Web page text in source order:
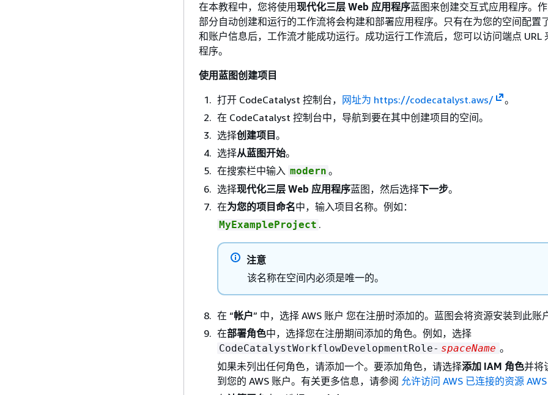
在本教程中，您将使用现代化三层 Web 应用程序蓝图来创建交互式应用程序。
部分自动创建和运行的工作流将会构建和部署应用程序。只有在为您的空间配置
和账户信息后，工作流才能成功运行。成功运行工作流后，您可以访问端点 URL
程序。
使用蓝图创建项目
打开 CodeCatalyst 控制台， 网址为 https://codecatalyst.aws/
。
在 CodeCatalyst 控制台中，导航到要在其中创建项目的空间。
选择创建项目。
选择从蓝图开始。
在搜索栏中输入 modern 。
选择现代化三层 Web 应用程序蓝图，然后选择下一步。
在为您的项目命名中，输入项目名称。例如：
MyExampleProject .
注意
该名称在空间内必须是唯一的。
在 “帐户” 中，选择 AWS 账户 您在注册时添加的。蓝图会将资源安装到此账户
在部署角色中，选择您在注册期间添加的角色。例如，选择
CodeCatalystWorkflowDevelopmentRole- spaceName 。
如果未列出任何角色，请添加一个。要添加角色，请选择添加 IAM 角色并将
到您的 AWS 账户。有关更多信息，请参阅 允许访问 AWS 已连接的资源